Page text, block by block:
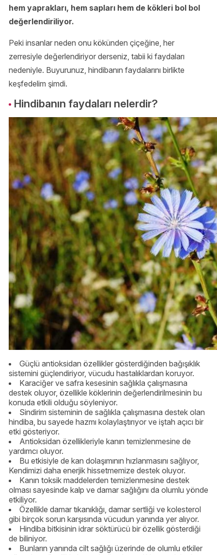
hem yaprakları, hem sapları hem de kökleri bol bol
değerlendiriliyor.
Peki insanlar neden onu kökünden çiçeğine, her
zerresiyle değerlendiriyor derseniz, tabii ki faydaları
nedeniyle. Buyurunuz, hindibanın faydalarını birlikte
keşfedelim şimdi.
Hindibanın faydaları nelerdir?
Güçlü antioksidan özellikler gösterdiğinden bağışıklık
sistemini güçlendiriyor, vücudu hastalıklardan koruyor.
Karaciğer ve safra kesesinin sağlıkla çalışmasına
destek oluyor, özellikle köklerinin değerlendirilmesinin bu
konuda etkili olduğu söyleniyor.
Sindirim sisteminin de sağlıkla çalışmasına destek olan
hindiba, bu sayede hazmı kolaylaştırıyor ve iştah açıcı bir
etki gösteriyor.
Antioksidan özellikleriyle kanın temizlenmesine de
yardımcı oluyor.
Bu etkisiyle de kan dolaşımının hızlanmasını sağlıyor,
Kendimizi daha enerjik hissetmemize destek oluyor.
Kanın toksik maddelerden temizlenmesine destek
olması sayesinde kalp ve damar sağlığını da olumlu yönde
etkiliyor.
Özellikle damar tıkanıklığı, damar sertliği ve kolesterol
gibi birçok sorun karşısında vücudun yanında yer alıyor.
Hindiba bitkisinin idrar söktürücü bir özellik gösterdiği
de biliniyor.
Bunların yanında cilt sağlığı üzerinde de olumlu etkiler